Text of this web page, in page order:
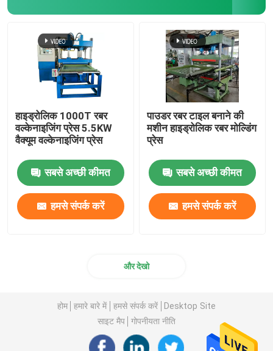
हाइड्रोलिक 1000T रबर
वल्केनाइजिंग प्रेस 5.5KW
वैक्यूम वल्केनाइजिंग प्रेस
सबसे अच्छी कीमत
हमसे संपर्क करें
पाउडर रबर टाइल बनाने की
मशीन हाइड्रोलिक रबर मोल्डिंग
प्रेस
सबसे अच्छी कीमत
हमसे संपर्क करें
और देखो
होम हमारे बारे में हमसे संपर्क करें
Desktop Site
साइट मैप
गोपनीयता नीति